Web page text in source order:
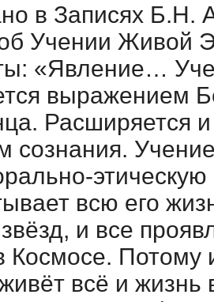
в Записях
Учении Живой
«Явление…
выражением
Расширяется и
сознания.
всю его
и все
Космосе.
всё и